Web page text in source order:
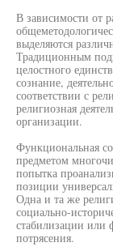
В зависимости от
выделяются
Традиционным
целостного
сознание,
соответствии с
религиозная
организации.
Функциональная
предметом
попытка
позиции
Одна и та же
социально-
стабилизации
потрясения.